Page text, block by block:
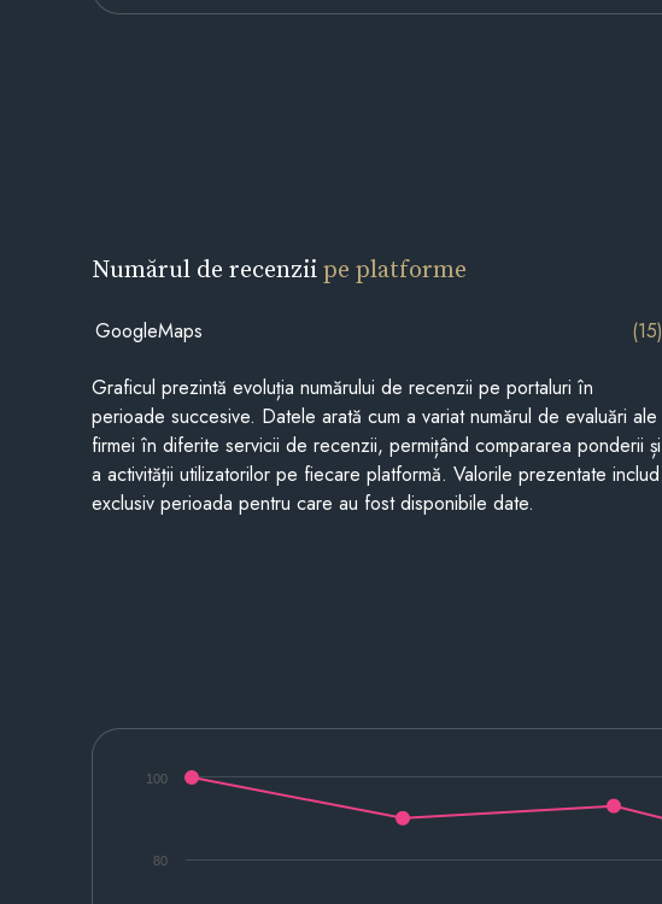
Numărul de recenziipe platforme
GoogleMaps (15)
Graficul prezintă evoluția numărului de recenzii pe portaluri în
perioade succesive. Datele arată cum a variat numărul de evaluări ale
firmei în diferite servicii de recenzii, permițând compararea ponderii și
a activității utilizatorilor pe fiecare platformă. Valorile prezentate includ
exclusiv perioada pentru care au fost disponibile date.
80
100